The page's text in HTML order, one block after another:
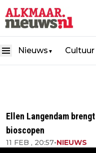
Nieuws ▼ Cultuur
Ellen Langendam
bioscopen
11 FEB , 20:57•NIEUWS